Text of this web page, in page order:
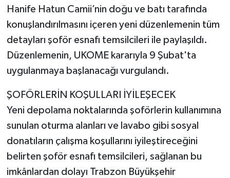
Hanife Hatun Camii’nin doğu ve batı tarafında
konuşlandırılmasını içeren yeni düzenlemenin tüm
detayları şoför esnafı temsilcileri ile paylaşıldı.
Düzenlemenin, UKOME kararıyla 9 Şubat'ta
uygulanmaya başlanacağı vurgulandı.
ŞOFÖRLERİN KOŞULLARI İYİLEŞECEK
Yeni depolama noktalarında şoförlerin kullanımına
sunulan oturma alanları ve lavabo gibi sosyal
donatıların çalışma koşullarını iyileştireceğini
belirten şoför esnafı temsilcileri, sağlanan bu
imkânlardan dolayı Trabzon Büyükşehir